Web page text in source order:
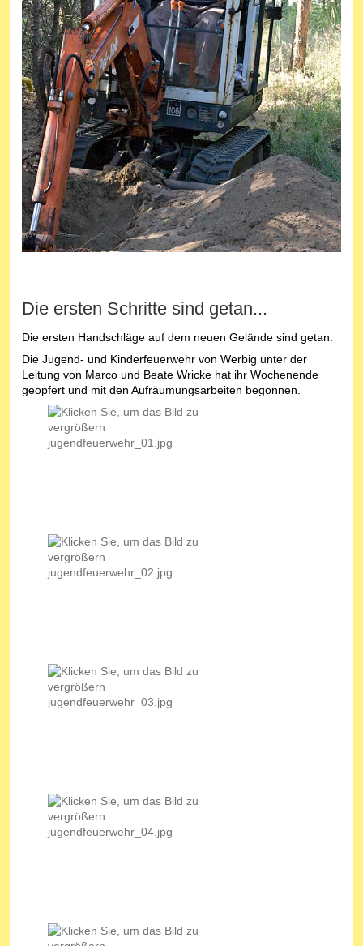
Die ersten Schritte sind getan...
Die ersten Handschläge auf dem neuen Gelände sind getan:
Die Jugend- und Kinderfeuerwehr von Werbig unter der
Leitung von Marco und Beate Wricke hat ihr Wochenende
geopfert und mit den Aufräumungsarbeiten begonnen.